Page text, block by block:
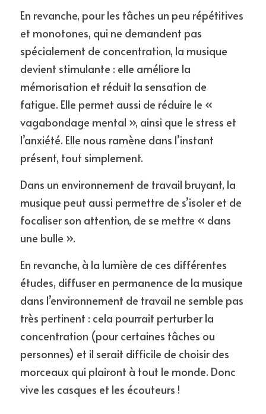
En revanche, pour les tâches un peu répétitives
et monotones, qui ne demandent pas
spécialement de concentration, la musique
devient stimulante : elle améliore la
mémorisation et réduit la sensation de
fatigue. Elle permet aussi de réduire le «
vagabondage mental », ainsi que le stress et
l’anxiété. Elle nous ramène dans l’instant
présent, tout simplement.
Dans un environnement de travail bruyant, la
musique peut aussi permettre de s’isoler et de
focaliser son attention, de se mettre « dans
une bulle ».
En revanche, à la lumière de ces différentes
études, diffuser en permanence de la musique
dans l’environnement de travail ne semble pas
très pertinent : cela pourrait perturber la
concentration (pour certaines tâches ou
personnes) et il serait difficile de choisir des
morceaux qui plairont à tout le monde. Donc
vive les casques et les écouteurs !